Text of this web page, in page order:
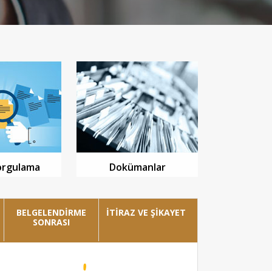
Dokümanlar
BELGELENDİRME
SONRASI
İTİRAZ VE ŞİKAYET